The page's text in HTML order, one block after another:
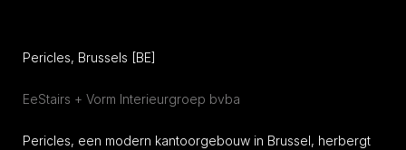
Pericles, Brussels [BE]
EeStairs + Vorm Interieurgroep bvba
Pericles, een modern kantoorgebouw in Brussel, herbergt